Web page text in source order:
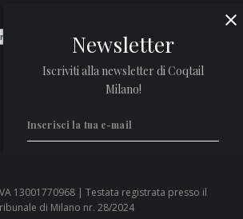
Newsletter
Iscriviti alla newsletter di Coqtail
Milano!
Privacy Policy
13001770968 | Testata registrata presso il
di Milano nr. 28/2024